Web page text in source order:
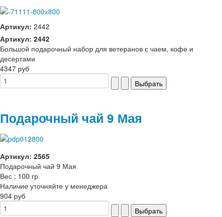
Артикул: 2442
Артикул: 2442
Большой подарочный набор для ветеранов с чаем, кофе и
десертами
4347 руб
Подарочный чай 9 Мая
Артикул: 2565
Подарочный чай 9 Мая
Вес : 100 гр
Наличие уточняйте у менеджера
904 руб